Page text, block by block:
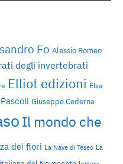
Fo Alessio Romeo
degli invertebrati
Elliot edizioni Elsa
Giuseppe Cederna
Il mondo che
dei fiori La Nave di Teseo La